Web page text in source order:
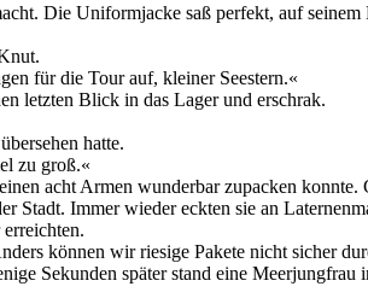
Die Uniformjacke saß perfekt, auf
für die Tour auf, kleiner Seestern.«
letzten Blick in das Lager und erschrak.
hatte.
zu groß.«
acht Armen wunderbar zupacken konnte.
Stadt. Immer wieder eckten sie an
können wir riesige Pakete nicht sicher
Sekunden später stand eine